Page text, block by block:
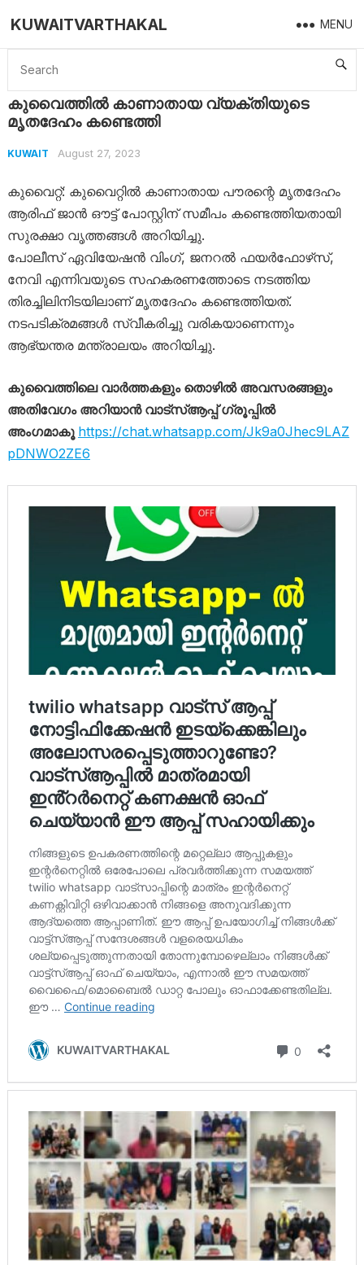
KUWAITVARTHAKAL MENU
Home Kuwait കുവൈത്തിൽ കാണാതായ വ്യക്തിയുടെ മൃതദേഹം കണ്ടെത്തി
കുവൈത്തിൽ കാണാതായ വ്യക്തിയുടെ
മൃതദേഹം കണ്ടെത്തി
KUWAIT August 27, 2023
കുവൈറ്റ്: കുവൈറ്റിൽ കാണാതായ പൗരന്റെ മൃതദേഹം
ആരിഫ് ജാൻ ഔട്ട് പോസ്റ്റിന് സമീപം കണ്ടെത്തിയതായി
സുരക്ഷാ വൃത്തങ്ങൾ അറിയിച്ചു.
പോലീസ് ഏവിയേഷൻ വിംഗ്, ജനറൽ ഫയർഫോഴ്‌സ്,
നേവി എന്നിവയുടെ സഹകരണത്തോടെ നടത്തിയ
തിരച്ചിലിനിടയിലാണ് മൃതദേഹം കണ്ടെത്തിയത്.
നടപടിക്രമങ്ങൾ സ്വീകരിച്ചു വരികയാണെന്നും
ആഭ്യന്തര മന്ത്രാലയം അറിയിച്ചു.
കുവൈത്തിലെ വാർത്തകളും തൊഴിൽ അവസരങ്ങളും
അതിവേഗം അറിയാൻ വാട്സ്ആപ്പ് ഗ്രൂപ്പിൽ
അംഗമാകൂ https://chat.whatsapp.com/Jk9a0Jhec9LAZ
pDNWO2ZE6